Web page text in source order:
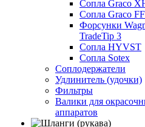
Сопла Graco
Сопла Graco
Форсунки
TradeTip 3
Сопла HYVST
Сопла Sotex
Соплодержатели
Удлинитель (удочки)
Фильтры
Валики для
аппаратов